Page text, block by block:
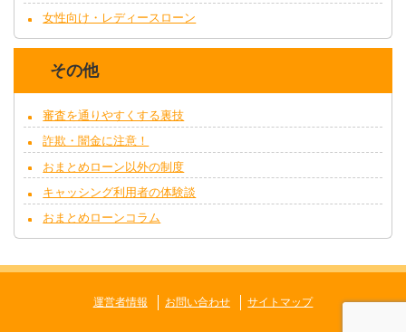
女性向け・レディースローン
その他
審査を通りやすくする裏技
詐欺・闇金に注意！
おまとめローン以外の制度
キャッシング利用者の体験談
おまとめローンコラム
運営者情報 お問い合わせ サイトマップ